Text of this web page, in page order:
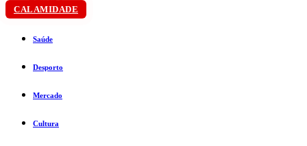
CALAMIDADE
Saúde
Desporto
Mercado
Cultura